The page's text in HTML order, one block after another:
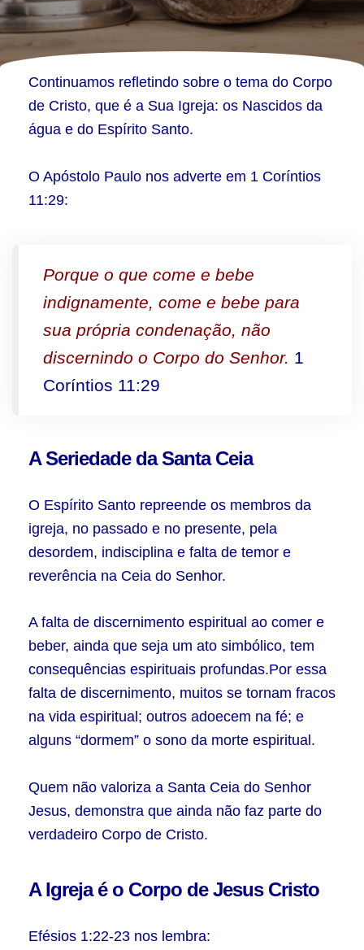
O
Corpo
de
Cristo
e
Ceia
Continuamos refletindo sobre o tema do Corpo
de Cristo, que é a Sua Igreja: os Nascidos da
água e do Espírito Santo.
O Apóstolo Paulo nos adverte em 1 Coríntios
11:29:
Porque o que come e bebe
indignamente, come e bebe para
sua própria condenação, não
discernindo o Corpo do Senhor. 1
Coríntios 11:29
A Seriedade da Santa Ceia
O Espírito Santo repreende os membros da
igreja, no passado e no presente, pela
desordem, indisciplina e falta de temor e
reverência na Ceia do Senhor.
A falta de discernimento espiritual ao comer e
beber, ainda que seja um ato simbólico, tem
consequências espirituais profundas.Por essa
falta de discernimento, muitos se tornam fracos
na vida espiritual; outros adoecem na fé; e
alguns “dormem” o sono da morte espiritual.
Quem não valoriza a Santa Ceia do Senhor
Jesus, demonstra que ainda não faz parte do
verdadeiro Corpo de Cristo.
A Igreja é o Corpo de Jesus Cristo
Efésios 1:22-23 nos lembra: